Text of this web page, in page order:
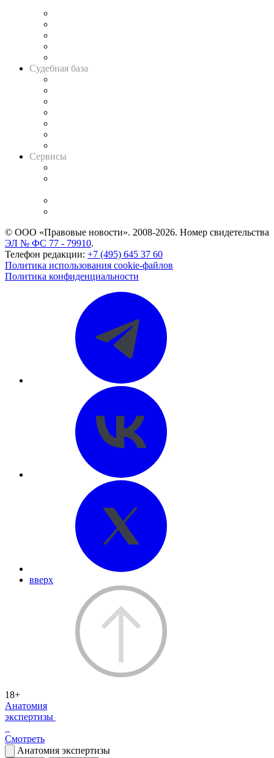
Судебная база
Сервисы
© ООО «Правовые новости». 2008-2026. Номер свидетельства
ЭЛ № ФС 77 - 79910.
Телефон редакции: +7 (495) 645 37 60
Политика использования cookie-файлов
Политика конфиденциальности
вверх
18+
Анатомия
экспертизы
Смотреть
Анатомия экспертизы